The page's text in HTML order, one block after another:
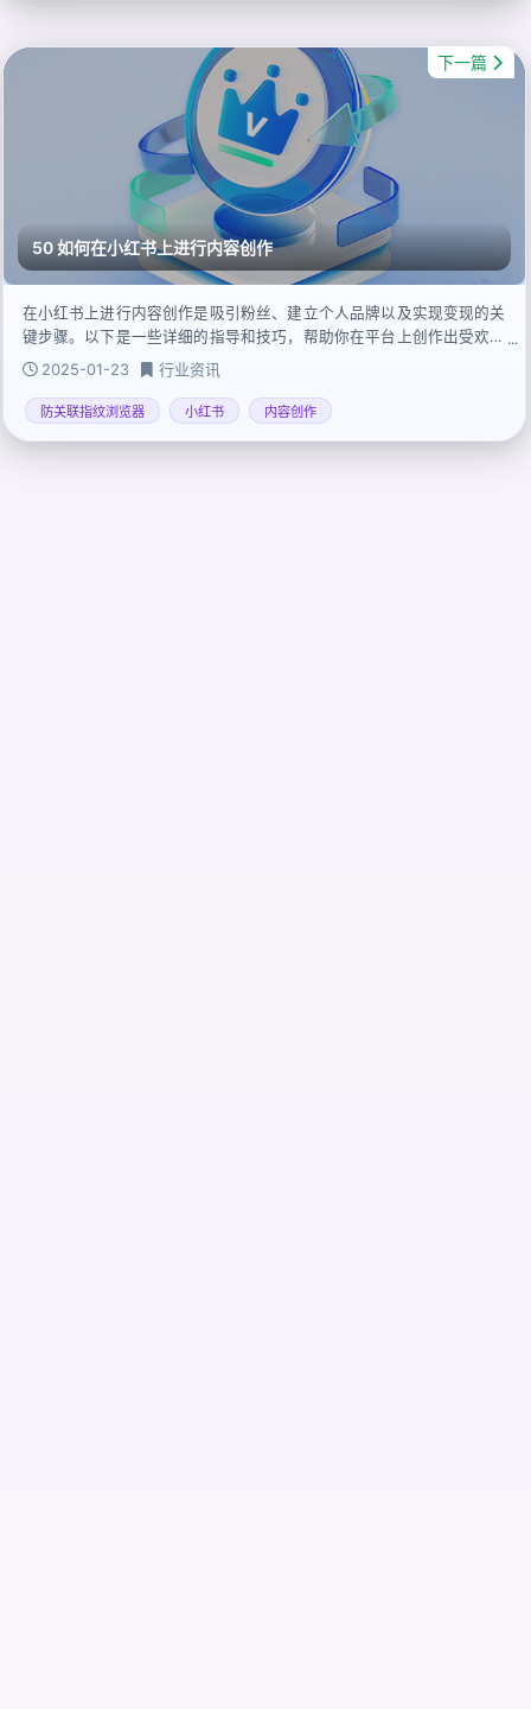
下一篇
50 如何在小红书上进行内容创作
在小红书上进行内容创作是吸引粉丝、建立个人品牌以及实现变现的关
键步骤。以下是一些详细的指导和技巧，帮助你在平台上创作出受欢迎
的内容：
2025-01-23 行业资讯
防关联指纹浏览器 小红书 内容创作